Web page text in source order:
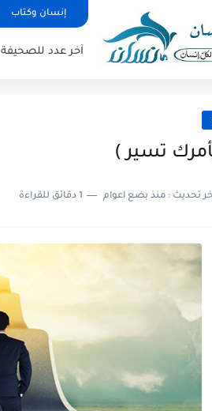
إنسان وكتاب
آخر عدد للصحيفة
تسير )
تحديث : منذ بضع اعوام 1 دقائق للقراءة